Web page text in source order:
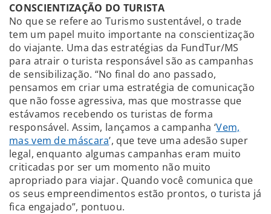
CONSCIENTIZAÇÃO DO TURISTA
No que se refere ao Turismo sustentável, o trade
tem um papel muito importante na conscientização
do viajante. Uma das estratégias da FundTur/MS
para atrair o turista responsável são as campanhas
de sensibilização. “No final do ano passado,
pensamos em criar uma estratégia de comunicação
que não fosse agressiva, mas que mostrasse que
estávamos recebendo os turistas de forma
responsável. Assim, lançamos a campanha ‘Vem,
mas vem de máscara’, que teve uma adesão super
legal, enquanto algumas campanhas eram muito
criticadas por ser um momento não muito
apropriado para viajar. Quando você comunica que
os seus empreendimentos estão prontos, o turista já
fica engajado”, pontuou.